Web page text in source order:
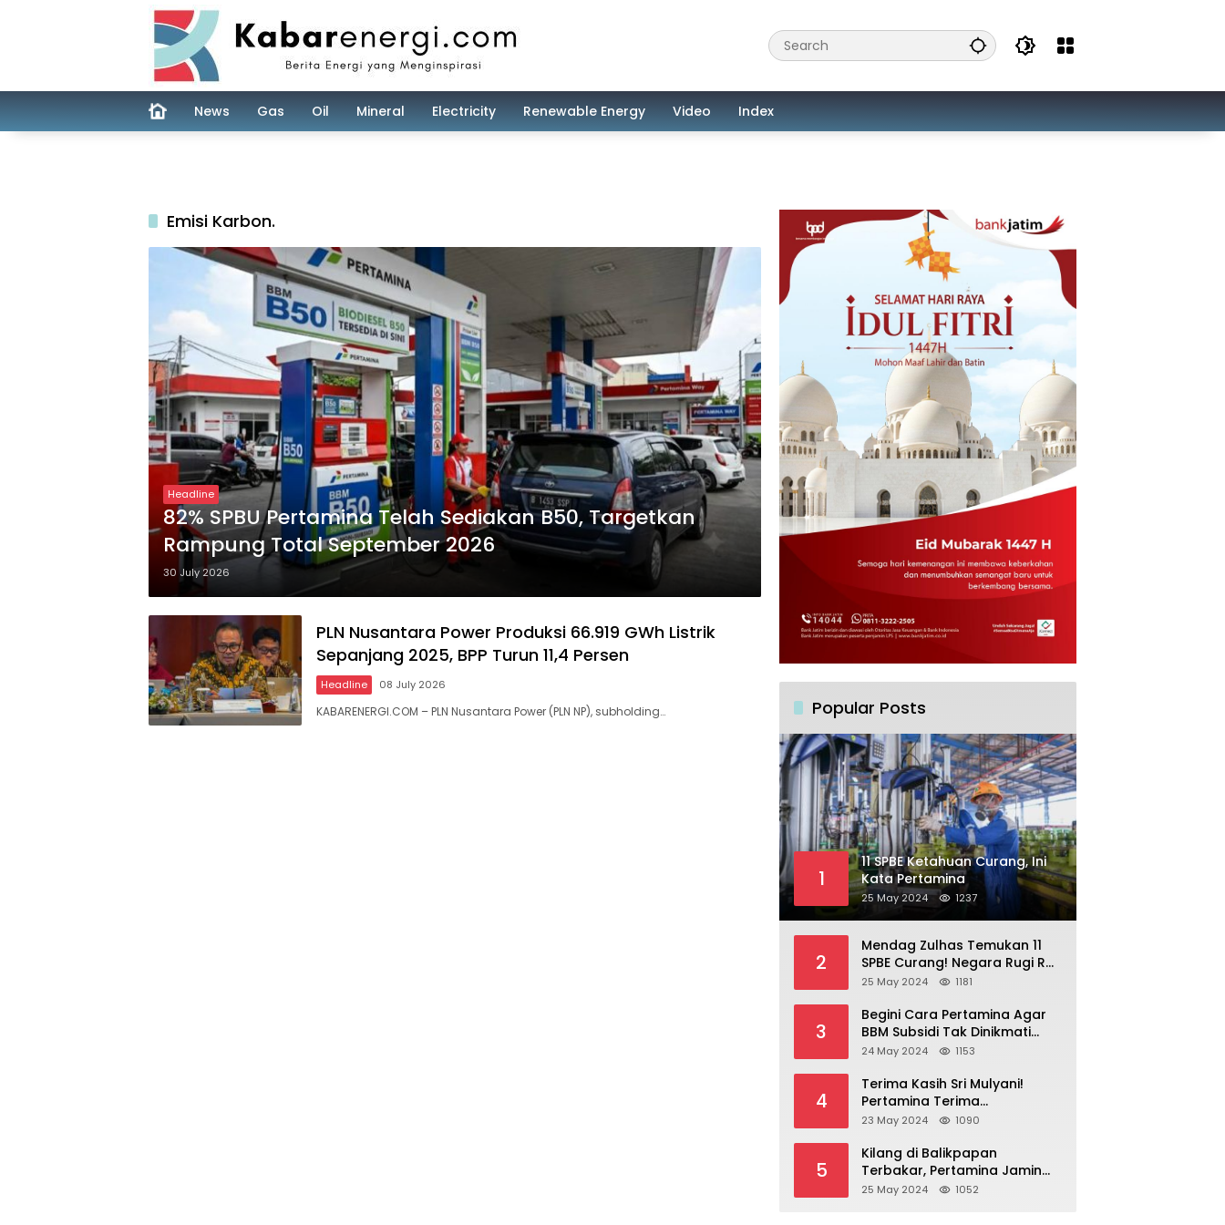
News Gas Oil Mineral Electricity Renewable Energy Video Index
Emisi Karbon.
Headline
82% SPBU Pertamina Telah Sediakan B50, Targetkan
Rampung Total September 2026
30 July 2026
PLN Nusantara Power Produksi 66.919 GWh Listrik
Sepanjang 2025, BPP Turun 11,4 Persen
Headline 08 July 2026
KABARENERGI.COM – PLN Nusantara Power (PLN NP), subholding… Popular Posts
1
11 SPBE Ketahuan Curang, Ini
Kata Pertamina
25 May 2024 1237
2
Mendag Zulhas Temukan 11
SPBE Curang! Negara Rugi Rp
18,7 Miliar/ Tahun
25 May 2024 1181
3
Begini Cara Pertamina Agar
BBM Subsidi Tak Dinikmati
Orang Kaya!
24 May 2024 1153
4
Terima Kasih Sri Mulyani!
Pertamina Terima
Kompensasi BBM Rp 43,52
23 May 2024 1090
5
Kilang di Balikpapan
Terbakar, Pertamina Jamin
Pasokan BBM Aman
25 May 2024 1052